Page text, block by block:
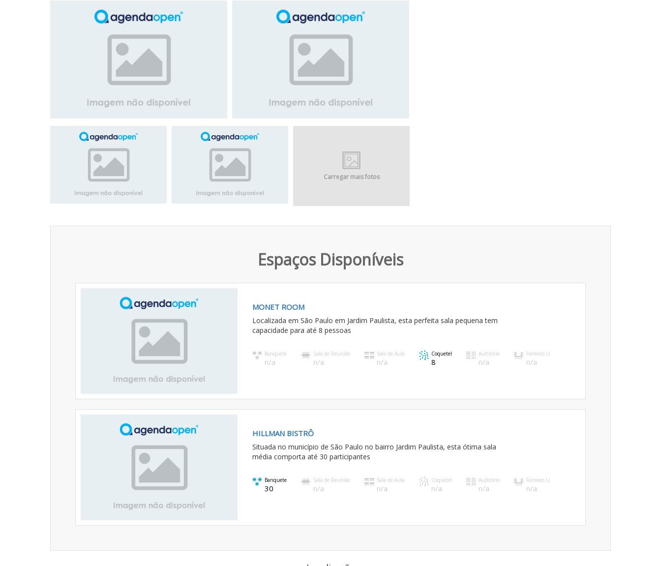
Carregar mais fotos
Espaços Disponíveis
MONET ROOM
Localizada em São Paulo em Jardim Paulista, esta perfeita sala pequena tem
capacidade para até 8 pessoas
Banquete
n/a
Sala de Reunião
n/a
Sala de Aula
n/a
Coquetel
8
Auditório
n/a
Formato U
n/a
HILLMAN BISTRÔ
Situada no município de São Paulo no bairro Jardim Paulista, esta ótima sala
média comporta até 30 participantes
Banquete
30
Sala de Reunião
n/a
Sala de Aula
n/a
Coquetel
n/a
Auditório
n/a
Formato U
n/a